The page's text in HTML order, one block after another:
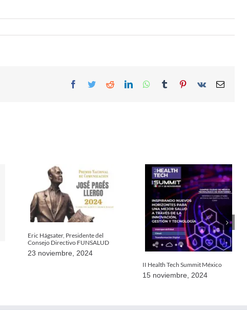
Facebook
TwitterRedditLinkedInWhatsApp
Tumblr Pinterest
Vk Email
Eric Hágsater, Presidente del
Consejo Directivo FUNSALUD
23 noviembre, 2024
II Health Tech Summit México
15 noviembre, 2024